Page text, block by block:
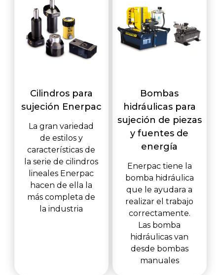
Cilindros para
sujeción Enerpac
La gran variedad
de estilos y
características de
la serie de cilindros
lineales Enerpac
hacen de ella la
más completa de
la industria
Bombas
hidráulicas para
sujeción de piezas
y fuentes de
energía
Enerpac tiene la
bomba hidráulica
que le ayudara a
realizar el trabajo
correctamente.
Las bomba
hidráulicas van
desde bombas
manuales